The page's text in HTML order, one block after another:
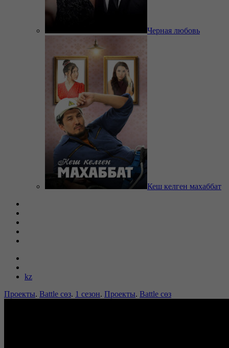
Черная любовь
Кеш келген махаббат
kz
Проекты. Battle сөз. 1 сезон. Проекты. Battle сөз